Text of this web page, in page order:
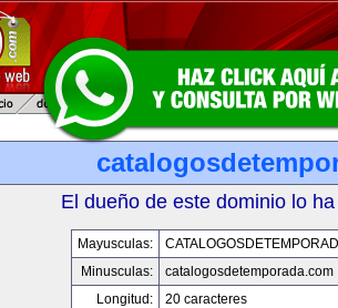
El dueño de este dominio lo
Mayusculas:
Minusculas:
catalogosdetemporada.com
Longitud:
20 caracteres